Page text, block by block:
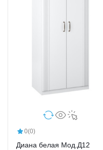
0(0)
Диана белая Мод.Д12